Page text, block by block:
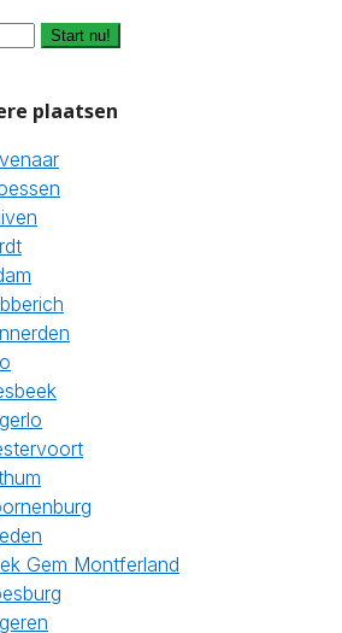
Start nu!
plaatsen
Gem Montferland